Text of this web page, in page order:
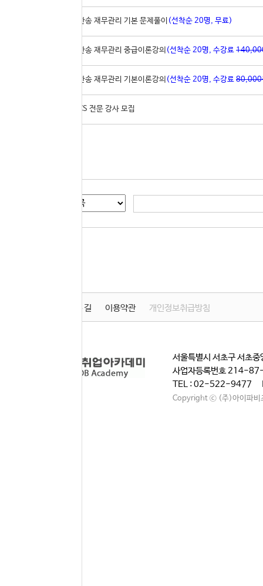
[실강]지한송 재무관리 기본 문제풀이 (선착순 20명, 무료)
[실강]지한송 재무관리 중급이론강의 (선착순 20명, 수강료
[실강]지한송 재무관리 기본이론강의 (선착순 20명, 수강료 80,000
공기업 NCS 전문 강사 모집
찾아오시는 길 이용약관 개인정보취급방침
서울특별시 서초구 서초
사업자등록번호 214-
TEL : 02-522-9477
Copyright ⓒ (주)아이파비